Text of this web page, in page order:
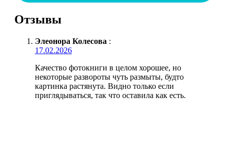
Отзывы
Элеонора Колесова :
17.02.2026
Качество фотокниги в целом хорошее, но
некоторые развороты чуть размыты, будто
картинка растянута. Видно только если
приглядываться, так что оставила как есть.